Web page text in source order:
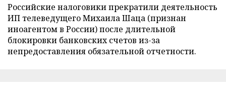
Российские налоговики прекратили деятельность
ИП телеведущего Михаила Шаца (признан
иноагентом в России) после длительной
блокировки банковских счетов из-за
непредоставления обязательной отчетности.